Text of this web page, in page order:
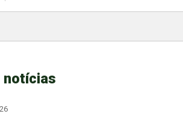
notícias